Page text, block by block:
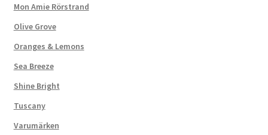
Mon Amie Rörstrand
Olive Grove
Oranges & Lemons
Sea Breeze
Shine Bright
Tuscany
Varumärken